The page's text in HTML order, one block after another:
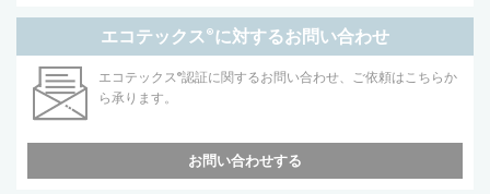
エコテックス®に対するお問い合わせ
エコテックス®認証に関するお問い合わせ、ご依頼はこちらか
ら承ります。
お問い合わせする